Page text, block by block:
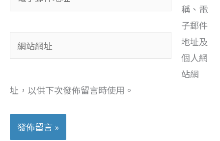
子
地
*
站
址
稱、電
子郵件
地址及
個人網
站網
址，以供下次發佈留言時使用。